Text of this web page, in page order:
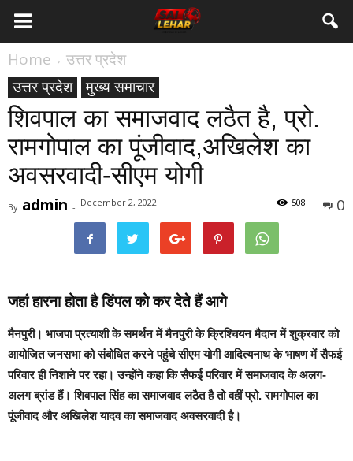
Home
उत्तर प्रदेश
उत्तर प्रदेश
मुख्य समाचार
शिवपाल का समाजवाद लठैत है, प्रो.
रामगोपाल का पूंजीवाद,अखिलेश का
अवसरवादी-सीएम योगी
By admin - December 2, 2022 0
508
जहां हारना होता है डिंपल को कर देते हैं आगे
मैनपुरी। भाजपा प्रत्याशी के समर्थन में मैनपुरी के क्रिश्चियन मैदान में शुक्रवार को
आयोजित जनसभा को संबोधित करने पहुंचे सीएम योगी आदित्यनाथ के भाषण में सैफई
परिवार ही निशाने पर रहा। उन्होंने कहा कि सैफई परिवार में समाजवाद के अलग-
अलग ब्रांड हैं। शिवपाल सिंह का समाजवाद लठैत है तो वहीं प्रो. रामगोपाल का
पूंजीवाद और अखिलेश यादव का समाजवाद अवसरवादी है।